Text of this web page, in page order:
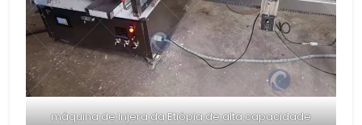
máquina de Injera da Etiópia de alta capacidade